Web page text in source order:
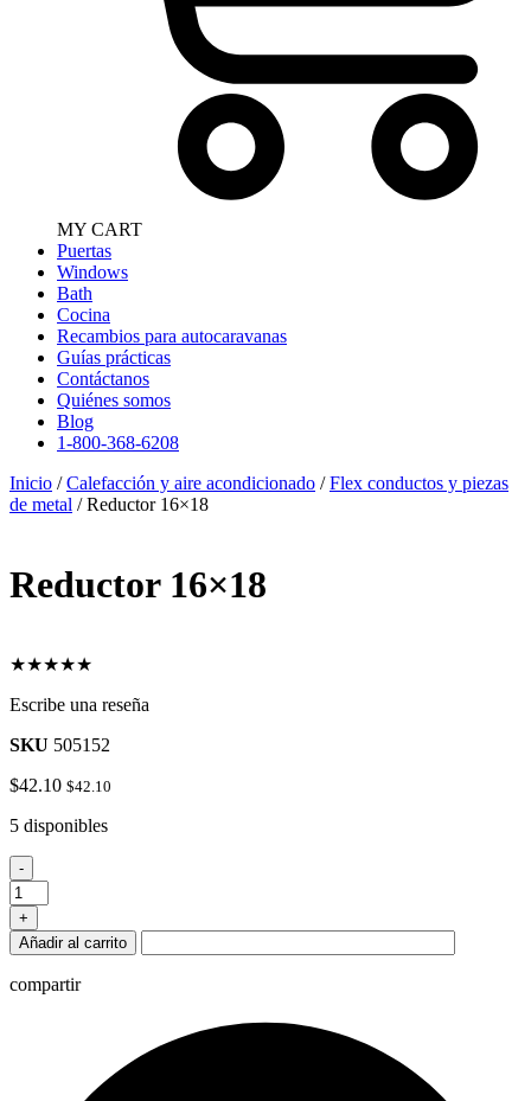
MY CART
Puertas
Windows
Bath
Cocina
Recambios para autocaravanas
Guías prácticas
Contáctanos
Quiénes somos
Blog
1-800-368-6208
Inicio /Calefacción y aire acondicionado /Flex conductos y piezas
de metal / Reductor 16×18
Reductor 16×18
★★★★★
Escribe una reseña
SKU 505152
$42.10 $42.10
5 disponibles
Reductor
16x18
cantidad
-
+
Añadir al carrito
compartir